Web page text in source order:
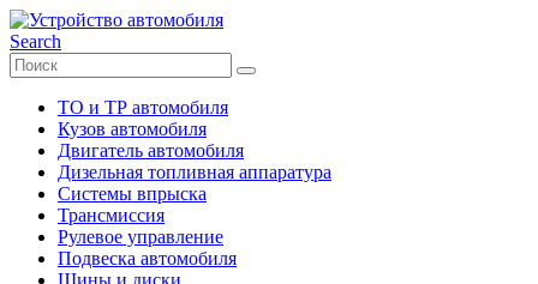
Search
ТО и ТР автомобиля
Кузов автомобиля
Двигатель автомобиля
Дизельная топливная аппаратура
Системы впрыска
Трансмиссия
Рулевое управление
Подвеска автомобиля
Шины и диски